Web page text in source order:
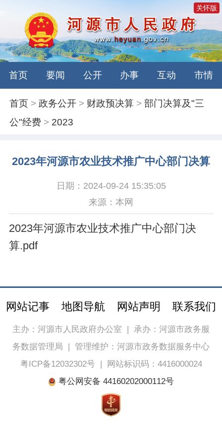
关怀版
首页 要闻 公开 办事 互动 市情
首页 >政务公开 > 财政预决算 >部门决算及"三
公"经费 > 2023
2023年河源市农业技术推广中心部门决算
日期：2024-09-24 15:35:05
来源：本网
2023年河源市农业技术推广中心部门决
算.pdf
网站记事 地图导航 网站声明 联系我们
主办：河源市人民政府办公室 | 承办：河源市政务服
务数据管理局 | 管理维护：河源市政务数据服务中心
粤ICP备12032302号|
网站标识码：4416000024
粤公网安备 44160202000112号